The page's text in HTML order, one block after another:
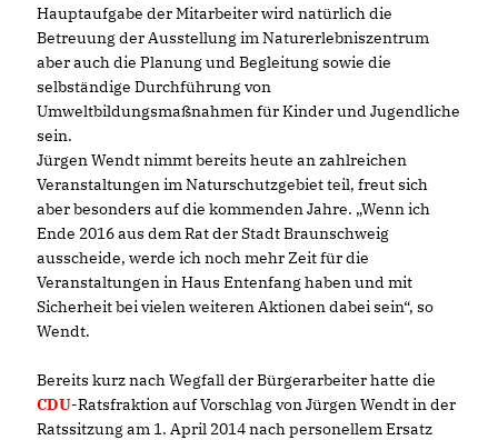
Hauptaufgabe der Mitarbeiter wird natürlich die
Betreuung der Ausstellung im Naturerlebniszentrum
aber auch die Planung und Begleitung sowie die
selbständige Durchführung von
Umweltbildungsmaßnahmen für Kinder und Jugendliche
sein.
Jürgen Wendt nimmt bereits heute an zahlreichen
Veranstaltungen im Naturschutzgebiet teil, freut sich
aber besonders auf die kommenden Jahre. „Wenn ich
Ende 2016 aus dem Rat der Stadt Braunschweig
ausscheide, werde ich noch mehr Zeit für die
Veranstaltungen in Haus Entenfang haben und mit
Sicherheit bei vielen weiteren Aktionen dabei sein“, so
Wendt.
Bereits kurz nach Wegfall der Bürgerarbeiter hatte die
CDU-Ratsfraktion auf Vorschlag von Jürgen Wendt in der
Ratssitzung am 1. April 2014 nach personellem Ersatz